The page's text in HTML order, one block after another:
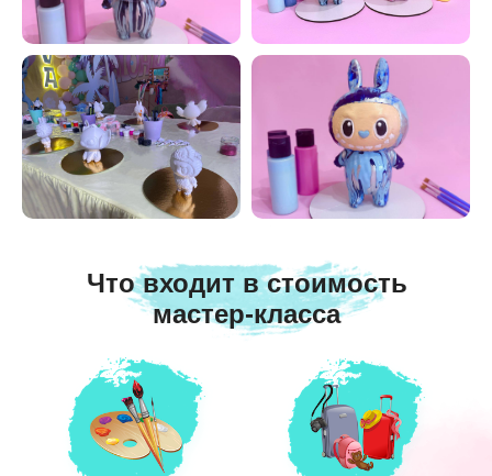
Что входит в стоимость
мастер-класса